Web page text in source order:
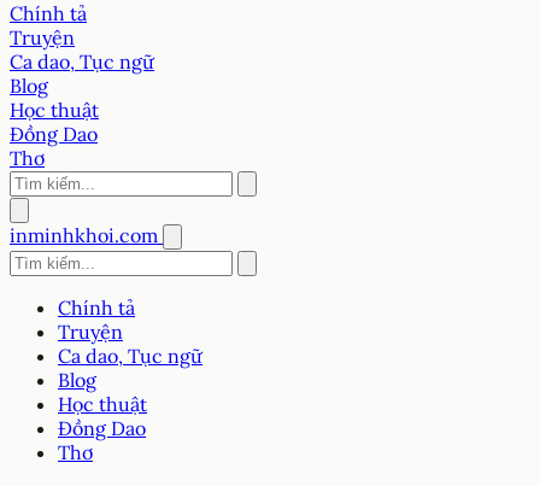
Chính tả
Truyện
Ca dao, Tục ngữ
Blog
Học thuật
Đồng Dao
Thơ
inminhkhoi.com
Chính tả
Truyện
Ca dao, Tục ngữ
Blog
Học thuật
Đồng Dao
Thơ